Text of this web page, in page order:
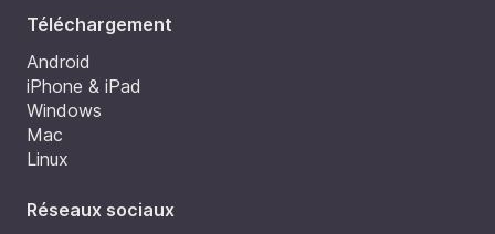
Téléchargement
Android
iPhone & iPad
Windows
Mac
Linux
Réseaux sociaux